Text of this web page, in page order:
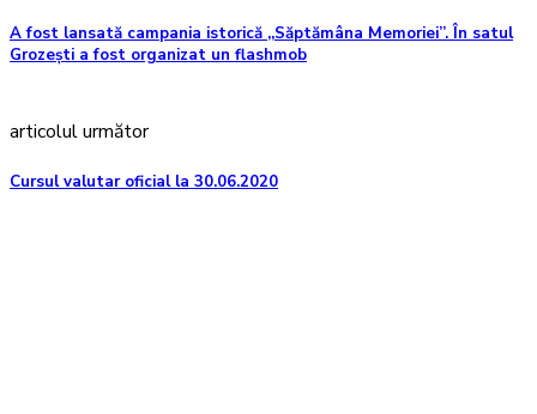
A fost lansată campania istorică „Săptămâna Memoriei”. În satul
Grozeşti a fost organizat un flashmob
articolul următor
Cursul valutar oficial la 30.06.2020